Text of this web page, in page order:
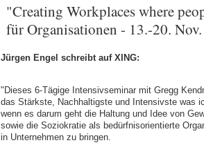
"Creating Workplaces where
für Organisationen - 13.-20.
Jürgen Engel schreibt auf XING:
"Dieses 6-Tägige Intensivseminar mit Gregg
das Stärkste, Nachhaltigste und Intensivste was
wenn es darum geht die Haltung und Idee von
sowie die Soziokratie als bedürfnisorientierte
in Unternehmen zu bringen.